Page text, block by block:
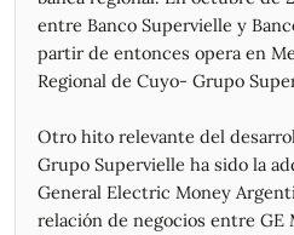
14/05/2026
2.280,00 2.360,00
13/05/2026
2.348,00 2.348,00
12/05/2026
2.441,00 2.443,00
08/05/2026
2.520,00 2.580,00
07/05/2026
2.595,00 2.622,50
06/05/2026
2.480,00 2.640,00
05/05/2026
2.389,00 2.468,00
entre Banco Supervielle y
partir de entonces opera en
Regional de Cuyo- Grupo
Otro hito relevante del
Grupo Supervielle ha sido la
General Electric Money
relación de negocios entre GE